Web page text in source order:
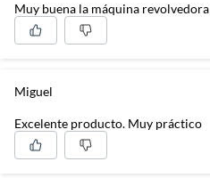
Muy buena la máquina revolvedora
Miguel
Excelente producto. Muy práctico